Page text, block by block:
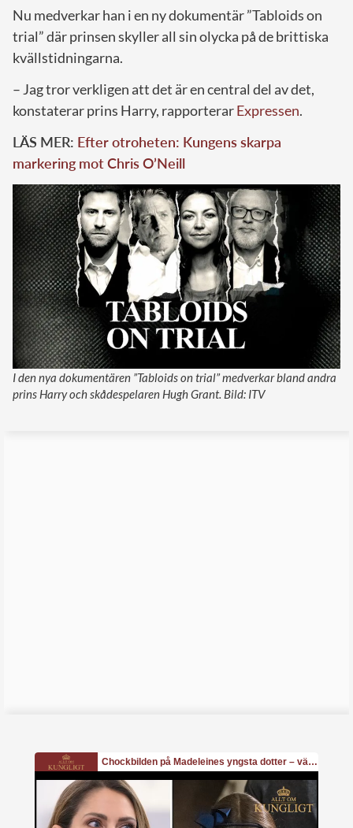
Nu medverkar han i en ny dokumentär ”Tabloids on
trial” där prinsen skyller all sin olycka på de brittiska
kvällstidningarna.
– Jag tror verkligen att det är en central del av det,
konstaterar prins Harry, rapporterarExpressen.
LÄS MER: Efter otroheten: Kungens skarpa
markering mot Chris O’Neill
I den nya dokumentären ”Tabloids on trial” medverkar bland andra
prins Harry och skådespelaren Hugh Grant. Bild: ITV